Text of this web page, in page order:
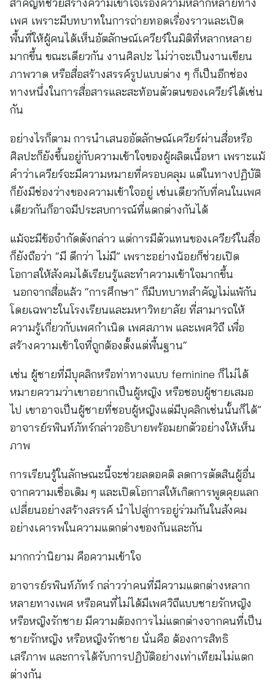
เพศ เพราะมีบทบาทในการถ่ายทอดเรื่องราวและเปิด
พื้นที่ให้ผู้คนได้เห็นอัตลักษณ์เควียร์ในมิติที่หลากหลาย
มากขึ้น ขณะเดียวกัน งานศิลปะ ไม่ว่าจะเป็นงานเขียน
ภาพวาด หรือสื่อสร้างสรรค์รูปแบบต่าง ๆ ก็เป็นอีกช่อง
ทางหนึ่งในการสื่อสารและสะท้อนตัวตนของเควียร์ได้เช่น
กัน
อย่างไรก็ตาม การนำเสนออัตลักษณ์เควียร์ผ่านสื่อหรือ
ศิลปะก็ยังขึ้นอยู่กับความเข้าใจของผู้ผลิตเนื้อหา เพราะแม้
คำว่าเควียร์จะมีความหมายที่ครอบคลุม แต่ในทางปฏิบัติ
ก็ยังมีช่องว่างของความเข้าใจอยู่ เช่นเดียวกับที่คนในเพศ
เดียวกันก็อาจมีประสบการณ์ที่แตกต่างกันได้
แม้จะมีข้อจำกัดดังกล่าว แต่การมีตัวแทนของเควียร์ในสื่อ
ก็ยังถือว่า “มี ดีกว่า ไม่มี” เพราะอย่างน้อยก็ช่วยเปิด
โอกาสให้สังคมได้เรียนรู้และทำความเข้าใจมากขึ้น
นอกจากสื่อแล้ว “การศึกษา” ก็มีบทบาทสำคัญไม่แพ้กัน
โดยเฉพาะในโรงเรียนและมหาวิทยาลัย ที่สามารถให้
ความรู้เกี่ยวกับเพศกำเนิด เพศสภาพ และเพศวิถี เพื่อ
สร้างความเข้าใจที่ถูกต้องตั้งแต่พื้นฐาน“
เช่น ผู้ชายที่มีบุคลิกหรือท่าทางแบบ feminine ก็ไม่ได้
หมายความว่าเขาอยากเป็นผู้หญิง หรือชอบผู้ชายเสมอ
ไป เขาอาจเป็นผู้ชายที่ชอบผู้หญิงแต่มีบุคลิกเช่นนั้นก็ได้”
อาจารย์รพินท์ภัทร์กล่าวอธิบายพร้อมยกตัวอย่างให้เห็น
ภาพ
การเรียนรู้ในลักษณะนี้จะช่วยลดอคติ ลดการตัดสินผู้อื่น
จากความเชื่อเดิม ๆ และเปิดโอกาสให้เกิดการพูดคุยแลก
เปลี่ยนอย่างสร้างสรรค์ นำไปสู่การอยู่ร่วมกันในสังคม
อย่างเคารพในความแตกต่างของกันและกัน
มากกว่านิยาม คือความเข้าใจ
อาจารย์รพินท์ภัทร์ กล่าวว่าคนที่มีความแตกต่างหลาก
หลายทางเพศ หรือคนที่ไม่ได้มีเพศวิถีแบบชายรักหญิง
หรือหญิงรักชาย มีความต้องการไม่แตกต่างจากคนที่เป็น
ชายรักหญิง หรือหญิงรักชาย นั่นคือ ต้องการสิทธิ
เสรีภาพ และการได้รับการปฏิบัติอย่างเท่าเทียมไม่แตก
ต่างกัน